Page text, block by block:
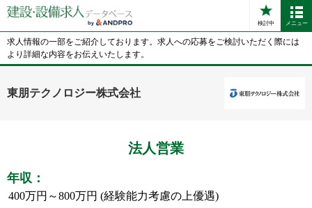
検討中 メニュー
求人情報の一部をご紹介しております。求人への応募をご検討いただく際には
より詳細な内容をお伝えいたします。
東朋テクノロジー株式会社
法人営業
年収：
400万円～800万円 (経験能力考慮の上優遇)